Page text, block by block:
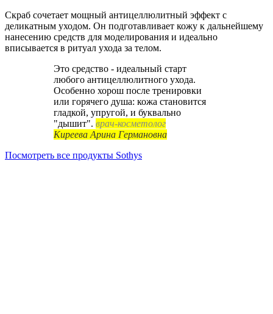
Скраб сочетает мощный антицеллюлитный эффект с
деликатным уходом. Он подготавливает кожу к дальнейшему
нанесению средств для моделирования и идеально
вписывается в ритуал ухода за телом.
Это средство - идеальный старт
любого антицеллюлитного ухода.
Особенно хорош после тренировки
или горячего душа: кожа становится
гладкой, упругой, и буквально
"дышит". врач-косметолог
Киреева Арина Германовна
Посмотреть все продукты Sothys